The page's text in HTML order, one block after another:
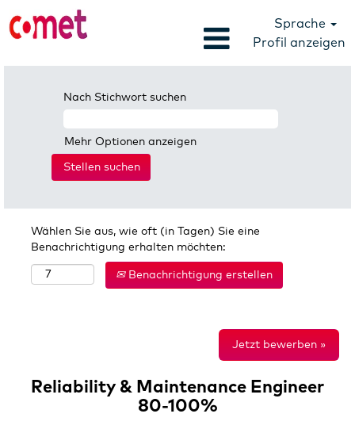
Sprache
Profil anzeigen
Nach Stichwort suchen
Mehr Optionen anzeigen
Wählen Sie aus, wie oft (in Tagen) Sie eine
Benachrichtigung erhalten möchten:
Benachrichtigung erstellen
Jetzt bewerben »
Reliability & Maintenance Engineer
80-100%